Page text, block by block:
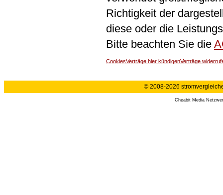
Richtigkeit der
diese oder die
Bitte beachten Sie die
CookiesVerträge hier kündigenVerträge
© 2008-2026
Cheabit Media